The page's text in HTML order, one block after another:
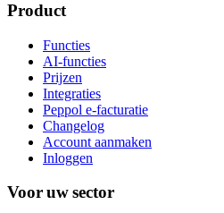
Product
Functies
AI-functies
Prijzen
Integraties
Peppol e-facturatie
Changelog
Account aanmaken
Inloggen
Voor uw sector